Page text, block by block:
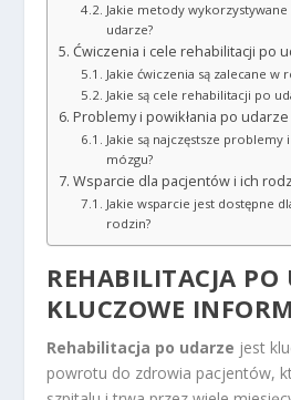
Jakie metody
udarze?
Ćwiczenia i cele rehabilitacji po
Jakie ćwiczenia są zalecane w
Jakie są cele rehabilitacji po
Problemy i powikłania po
Jakie są najczęstsze problemy
mózgu?
Wsparcie dla pacjentów i ich
Jakie wsparcie jest dostępne
rodzin?
REHABILITACJA PO
KLUCZOWE
Rehabilitacja po udarze jest
powrotu do zdrowia pacjentów,